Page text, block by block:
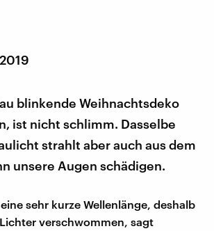
blinkende Weihnachtsdeko
ist nicht schlimm. Dasselbe
strahlt aber auch aus dem
unsere Augen schädigen.
sehr kurze Wellenlänge, deshalb
verschwommen, sagt